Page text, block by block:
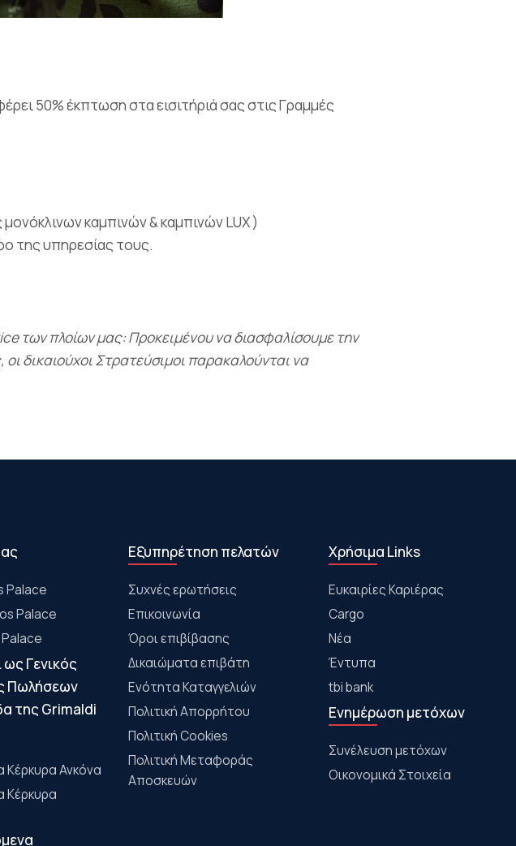
50% έκπτωση στα εισιτήριά σας στις Γραμμές
καμπινών & καμπινών LUX )
της υπηρεσίας τους.
των πλοίων μας: Προκειμένου να διασφαλίσουμε την
δικαιούχοι Στρατεύσιμοι παρακαλούνται να
Palace
Palace
ως Γενικός
Πωλήσεων
της Grimaldi
Κέρκυρα Ανκόνα
Κέρκυρα
Εξυπηρέτηση πελατών
Συχνές ερωτήσεις
Επικοινωνία
Όροι επιβίβασης
Δικαιώματα επιβάτη
Ενότητα Καταγγελιών
Πολιτική Απορρήτου
Πολιτική Cookies
Πολιτική Μεταφοράς
Αποσκευών
Χρήσιμα Links
Ευκαιρίες Καριέρας
Cargo
Νέα
Έντυπα
tbi bank
Ενημέρωση μετόχων
Συνέλευση μετόχων
Οικονομικά Στοιχεία